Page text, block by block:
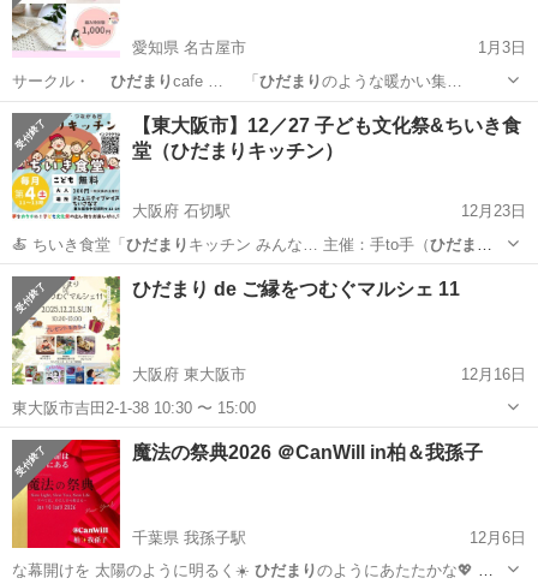
愛知県 名古屋市
1月3日
サークル・ ひだまり cafe … 「 ひだまりのような暖かい集…
愛知 名古屋市 ワークショップ
【東大阪市】12／27 子ども文化祭&ちいき食
堂（ひだまりキッチン）
大阪府 石切駅
12月23日
🍝 ちいき食堂「 ひだまり キッチン みんな… 主催：手to手（ひだまり
キッチン） ht… 子ども文化祭 #ひだまりキッチン #ちい…
大阪 東大阪市 石切駅 育児 ひだまり
ひだまり de ご縁をつむぐマルシェ 11
大阪府 東大阪市
12月16日
東大阪市吉田2-1-38 10:30 〜 15:00
大阪 東大阪市 ワークショップ
魔法の祭典2026 ＠CanWill in柏＆我孫子
千葉県 我孫子駅
12月6日
な幕開けを 太陽のように明るく☀️ ひだまりのようにあたたかな💖 ヒ